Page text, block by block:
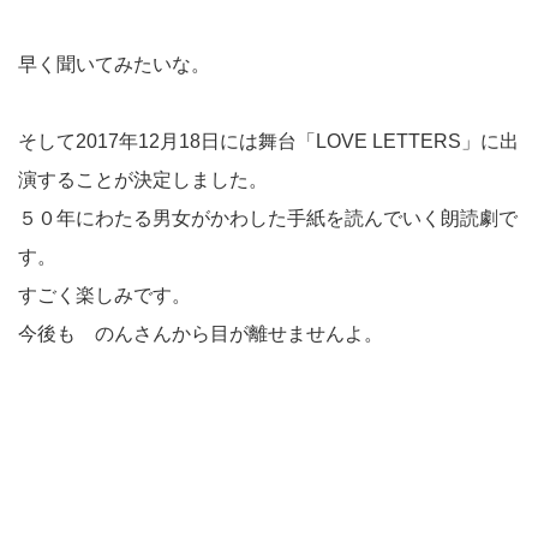
早く聞いてみたいな。
そして2017年12月18日には舞台「LOVE LETTERS」に出
演することが決定しました。
５０年にわたる男女がかわした手紙を読んでいく朗読劇で
す。
すごく楽しみです。
今後も のんさんから目が離せませんよ。